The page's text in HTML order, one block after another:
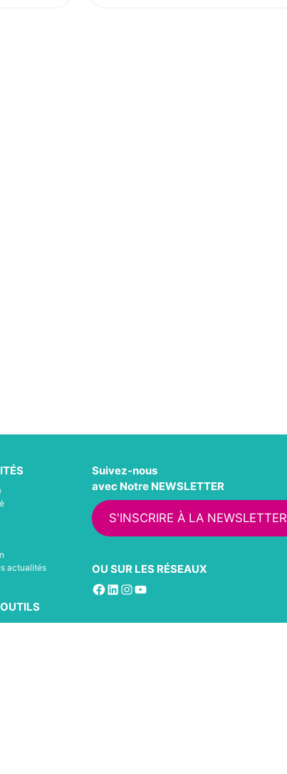
actualités
Suivez-nous
avec Notre NEWSLETTER
S'INSCRIRE À LA NEWSLETTER
OU SUR LES RÉSEAUX
Facebook
LinkedIn
Instagram
YouTube